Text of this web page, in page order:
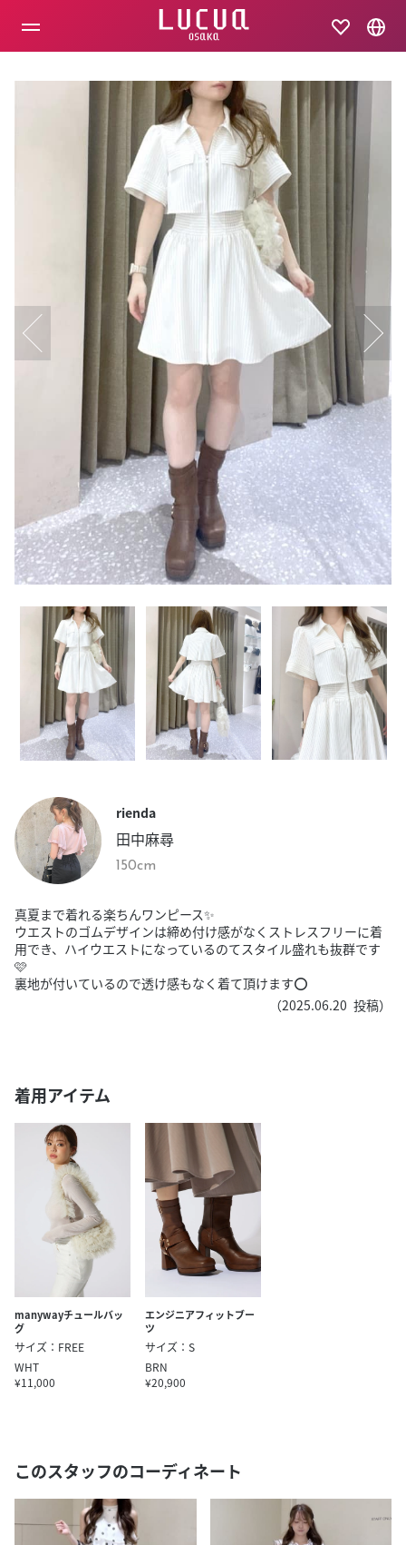
rienda
田中麻尋
150cm
真夏まで着れる楽ちんワンピース✨
ウエストのゴムデザインは締め付け感がなくストレスフリーに着
用でき、ハイウエストになっているのてスタイル盛れも抜群です
🩷
裏地が付いているので透け感もなく着て頂けます⭕️
（2025.06.20 投稿）
着用アイテム
manywayチュールバッ
グ
サイズ：FREE
WHT
¥11,000
エンジニアフィットブー
ツ
サイズ：S
BRN
¥20,900
このスタッフのコーディネート